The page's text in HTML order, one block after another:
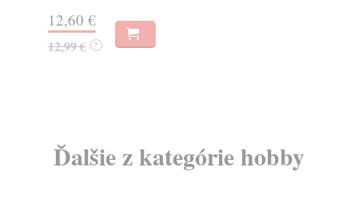
12,60 €
12,99 € ?
Ďalšie z kategórie hobby